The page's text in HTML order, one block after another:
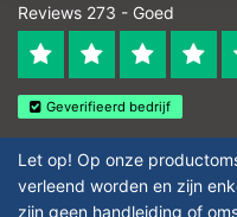
Reviews 273 - Goed
Geverifieerd bedrijf
Let op! Op onze
verleend worden en zijn
zijn geen handleiding of